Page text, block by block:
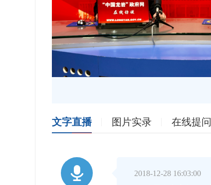
文字直播 图片实录 在线提问

2018-12-28 16:03:00